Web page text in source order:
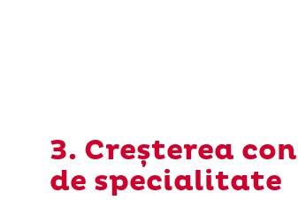
3. Creșterea
de specialitate